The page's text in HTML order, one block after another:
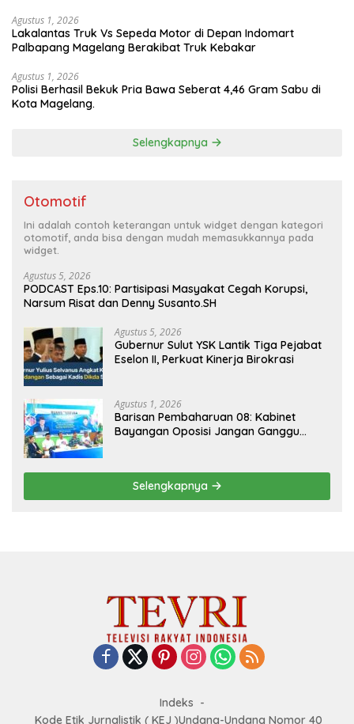
Agustus 1, 2026
Lakalantas Truk Vs Sepeda Motor di Depan Indomart
Palbapang Magelang Berakibat Truk Kebakar
Agustus 1, 2026
Polisi Berhasil Bekuk Pria Bawa Seberat 4,46 Gram Sabu di
Kota Magelang.
Selengkapnya
Otomotif
Ini adalah contoh keterangan untuk widget dengan kategori
otomotif, anda bisa dengan mudah memasukkannya pada
widget.
Agustus 5, 2026
PODCAST Eps.10: Partisipasi Masyakat Cegah Korupsi,
Narsum Risat dan Denny Susanto.SH
Agustus 5, 2026
Gubernur Sulut YSK Lantik Tiga Pejabat
Eselon II, Perkuat Kinerja Birokrasi
Agustus 1, 2026
Barisan Pembaharuan 08: Kabinet
Bayangan Oposisi Jangan Ganggu
Selengkapnya
Indeks
Kode Etik Jurnalistik ( KEJ )Undang-Undang Nomor 40